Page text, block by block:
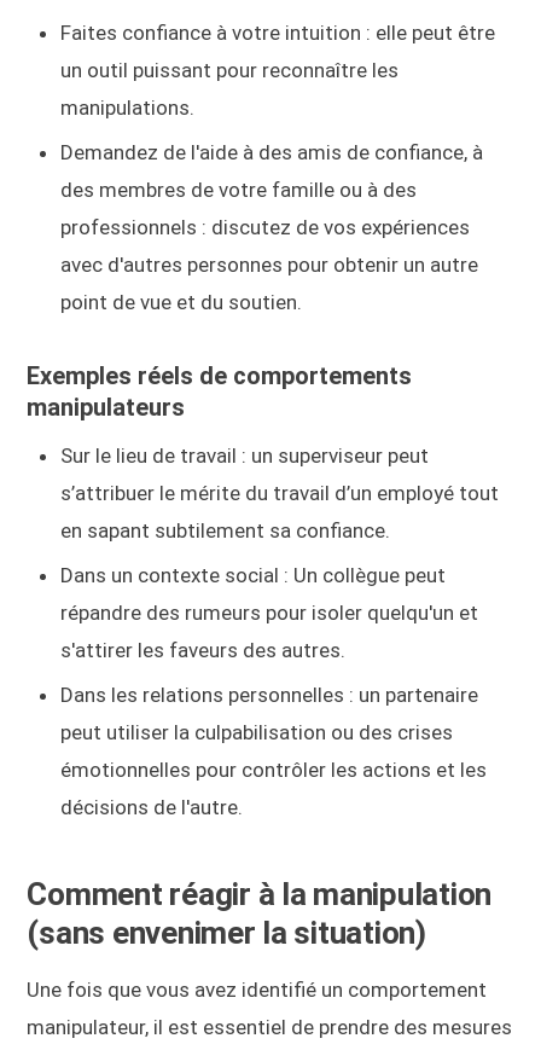
Faites confiance à votre intuition : elle peut être
un outil puissant pour reconnaître les
manipulations.
Demandez de l'aide à des amis de confiance, à
des membres de votre famille ou à des
professionnels : discutez de vos expériences
avec d'autres personnes pour obtenir un autre
point de vue et du soutien.
Exemples réels de comportements
manipulateurs
Sur le lieu de travail : un superviseur peut
s’attribuer le mérite du travail d’un employé tout
en sapant subtilement sa confiance.
Dans un contexte social : Un collègue peut
répandre des rumeurs pour isoler quelqu'un et
s'attirer les faveurs des autres.
Dans les relations personnelles : un partenaire
peut utiliser la culpabilisation ou des crises
émotionnelles pour contrôler les actions et les
décisions de l'autre.
Comment réagir à la manipulation
(sans envenimer la situation)
Une fois que vous avez identifié un comportement
manipulateur, il est essentiel de prendre des mesures